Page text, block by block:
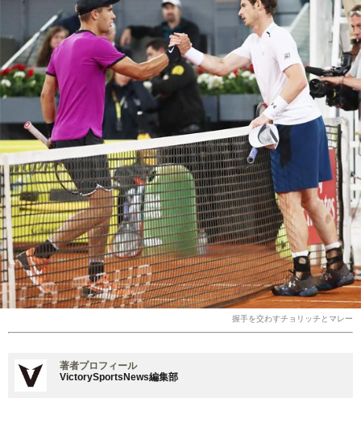
握手を交わすチョリッチとマレー
著者プロフィール
VictorySportsNews編集部